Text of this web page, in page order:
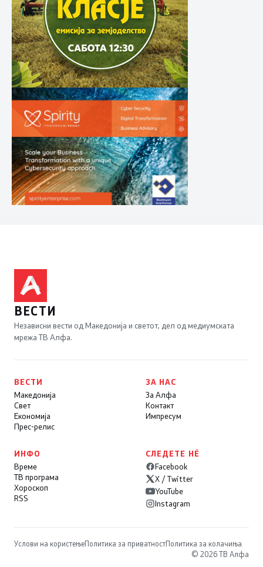
ВЕСТИ
Независни вести од Македонија и светот, дел од медиумската
мрежа ТВ Алфа.
ВЕСТИ
Македонија
Свет
Економија
Прес-релис
ЗА НАС
За Алфа
Контакт
Импресум
ИНФО
Време
ТВ програма
Хороскоп
RSS
СЛЕДЕТЕ НÉ
Facebook
X / Twitter
YouTube
Instagram
Услови на користењеПолитика за приватностПолитика за колачиња
© 2026 ТВ Алфа